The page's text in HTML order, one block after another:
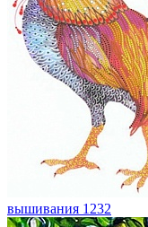
вышивания 1232